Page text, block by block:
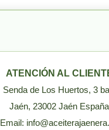
ATENCIÓN AL
Senda de Los Huertos, 3
Jaén, 23002 Jaén España
Email: